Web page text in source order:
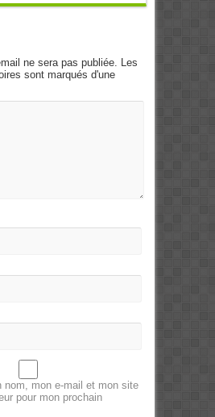
ne sera pas publiée. Les
sont marqués d'une
nom, mon e-mail et mon site
pour mon prochain